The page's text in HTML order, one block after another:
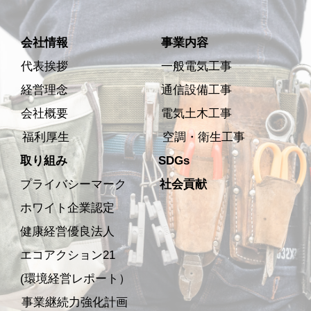
会社情報
代表挨拶
経営理念
会社概要
福利厚生
事業内容
一般電気工事
通信設備工事
電気土木工事
空調・衛生工事
取り組み
プライバシーマーク
ホワイト企業認定
健康経営優良法人
エコアクション21
(環境経営レポート）
事業継続力強化計画
SDGs
社会貢献